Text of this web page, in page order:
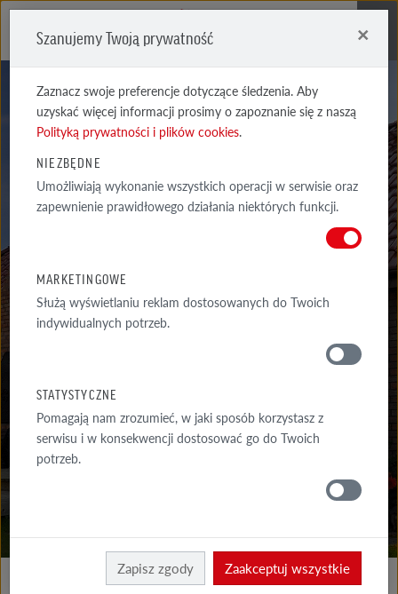
AKCESORIA
GDZIE
Szanujemy Twoją prywatność ×
Zaznacz swoje preferencje dotyczące śledzenia. Aby
uzyskać więcej informacji prosimy o zapoznanie się z naszą
Polityką prywatności i plików cookies.
NIEZBĘDNE
Umożliwiają wykonanie wszystkich operacji w serwisie oraz
zapewnienie prawidłowego działania niektórych funkcji.
MARKETINGOWE
Służą wyświetlaniu reklam dostosowanych do Twoich
indywidualnych potrzeb.
STATYSTYCZNE
Pomagają nam zrozumieć, w jaki sposób korzystasz z
serwisu i w konsekwencji dostosować go do Twoich
potrzeb.
Zapisz zgody Zaakceptuj wszystkie